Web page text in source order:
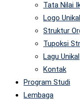
Tata Nilai
Logo Unikal
Struktur
Tupoksi
Lagu Unikal
Kontak
Program Studi
Lembaga